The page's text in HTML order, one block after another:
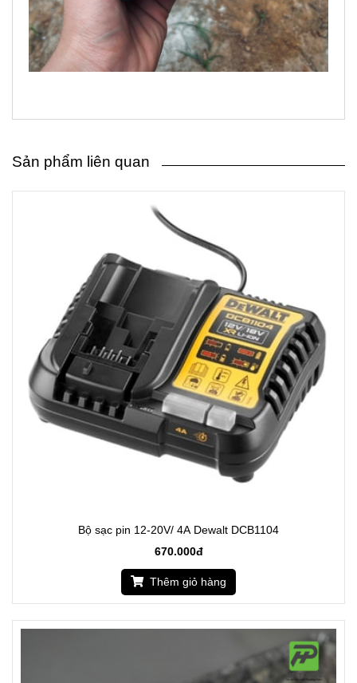
Sản phẩm liên quan
Bộ sạc pin 12-20V/ 4A Dewalt DCB1104
670.000đ
Thêm giỏ hàng